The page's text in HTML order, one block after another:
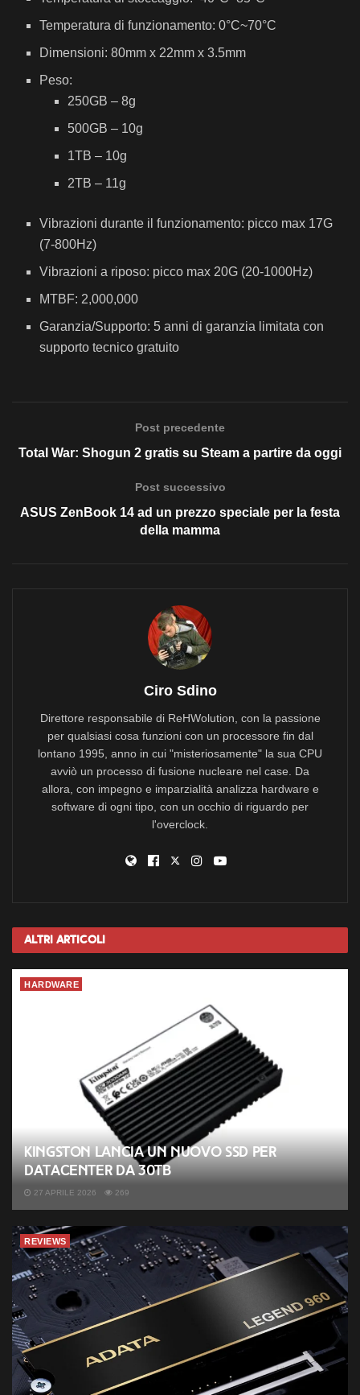
Temperatura di funzionamento: 0°C~70°C
Dimensioni: 80mm x 22mm x 3.5mm
Peso:
250GB – 8g
500GB – 10g
1TB – 10g
2TB – 11g
Vibrazioni durante il funzionamento: picco max 17G
(7-800Hz)
Vibrazioni a riposo: picco max 20G (20-1000Hz)
MTBF: 2,000,000
Garanzia/Supporto: 5 anni di garanzia limitata con
supporto tecnico gratuito
Post precedente
Total War: Shogun 2 gratis su Steam a partire da oggi
Post successivo
ASUS ZenBook 14 ad un prezzo speciale per la festa
della mamma
Ciro Sdino
Direttore responsabile di ReHWolution, con la passione
per qualsiasi cosa funzioni con un processore fin dal
lontano 1995, anno in cui "misteriosamente" la sua CPU
avviò un processo di fusione nucleare nel case. Da
allora, con impegno e imparzialità analizza hardware e
software di ogni tipo, con un occhio di riguardo per
l'overclock.
Altri Articoli
HARDWARE
Kingston lancia un nuovo SSD per
datacenter da 30TB
27 APRILE 2026 269
REVIEWS